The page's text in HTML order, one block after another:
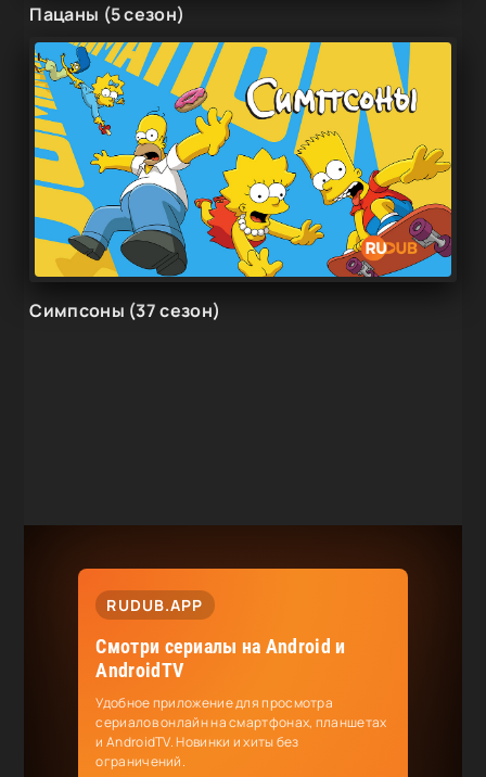
Пацаны (5 сезон)
Симпсоны (37 сезон)
RUDUB.APP
Смотри сериалы на Android и
AndroidTV
Удобное приложение для просмотра
сериалов онлайн на смартфонах, планшетах
и AndroidTV. Новинки и хиты без
ограничений.